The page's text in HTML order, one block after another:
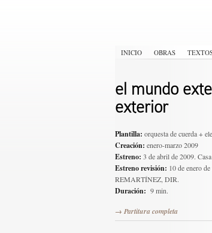
INICIO OBRAS
el mundo
exterior
Plantilla: orquesta de cuerda +
Creación: enero-marzo 2009
Estreno: 3 de abril de 2009.
Estreno revisión: 10 de enero
REMARTÍNEZ, DIR.
Duración: 9 min.
→ Partitura completa